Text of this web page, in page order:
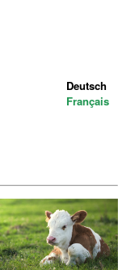
Deutsch
Français